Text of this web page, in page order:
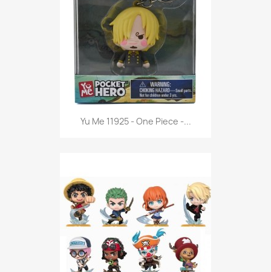
Anteprima
Yu Me 11925 - One Piece -...